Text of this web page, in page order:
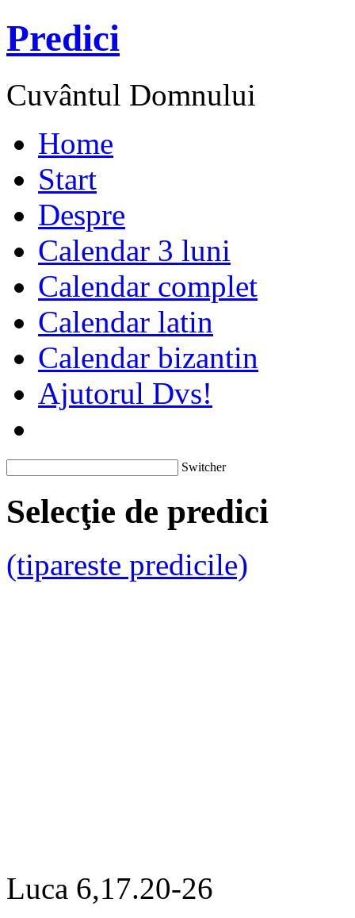
Predici
Cuvântul Domnului
Home
Start
Despre
Calendar 3 luni
Calendar complet
Calendar latin
Calendar bizantin
Ajutorul Dvs!
Switcher
Selecţie de predici
(tipareste predicile)
Luca 6,17.20-26